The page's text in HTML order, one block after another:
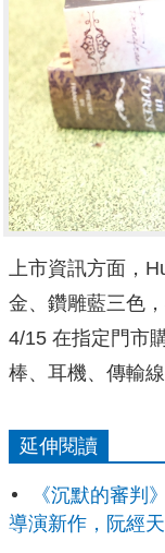
上市資訊方面，
金、鑽雕藍三色
4/15 在指定門市
棒、耳機、傳輸線
延伸閱讀
《沉默的審判
導演新作，阮經